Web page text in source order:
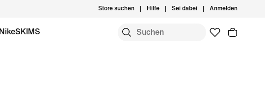
Store suchen Hilfe Sei dabei Anmelden
NikeSKIMS